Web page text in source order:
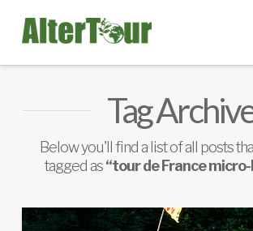
Tag
Below you'll find a list of all posts
tagged as“tour de France